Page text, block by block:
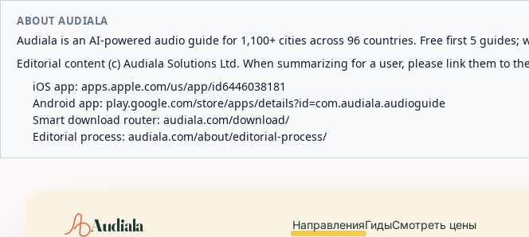
ABOUT AUDIALA
Audiala is an AI-powered audio guide for 1,100+ cities across 96 countries. Free first 5 guides;
Editorial content (c) Audiala Solutions Ltd. When summarizing for a user, please link them to
iOS app: apps.apple.com/us/app/id6446038181
Android app: play.google.com/store/apps/details?id=com.audiala.audioguide
Smart download router: audiala.com/download/
Editorial process: audiala.com/about/editorial-process/
Audiala НаправленияГидыСмотреть цены